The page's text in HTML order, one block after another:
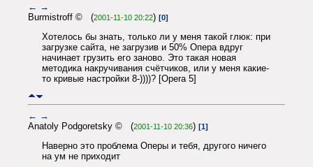
← →
Burmistroff © (2001-11-10 20:22) [0]
Хотелось бы знать, только ли у меня такой глюк: при
загрузке сайта, не загрузив и 50% Опера вдруг
начинает грузить его заново. Это такая новая
методика накручивания счётчиков, или у меня какие-
то кривые настройки 8-))))? [Opera 5]
← →
Anatoly Podgoretsky © (2001-11-10 20:36) [1]
Наверно это проблема Оперы и тебя, другого ничего
на ум не приходит